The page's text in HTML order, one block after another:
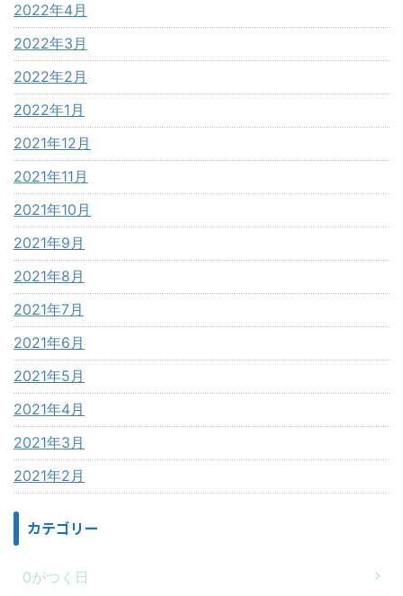
2022年4月
2022年3月
2022年2月
2022年1月
2021年12月
2021年11月
2021年10月
2021年9月
2021年8月
2021年7月
2021年6月
2021年5月
2021年4月
2021年3月
2021年2月
カテゴリー
0がつく日